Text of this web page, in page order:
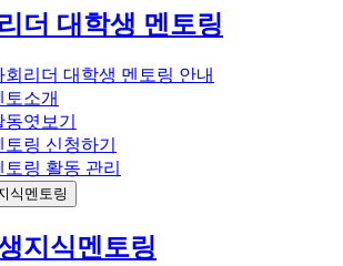
더 대학생 멘토링
회리더 대학생 멘토링 안내
토소개
동엿보기
토링 신청하기
토링 활동 관리
식멘토링
지식멘토링